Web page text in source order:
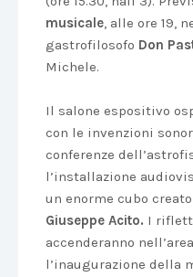
musicale, alle ore 19,
gastrofilosofo Don
Michele.
Il salone espositivo
con le invenzioni
conferenze
l’installazione
un enorme cubo
Giuseppe Acito. I
accenderanno
l’inaugurazione della